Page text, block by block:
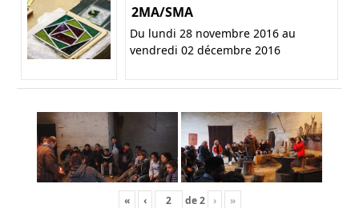
2MA/SMA
Du lundi 28 novembre 2016 au
vendredi 02 décembre 2016
« ‹ de2 › »